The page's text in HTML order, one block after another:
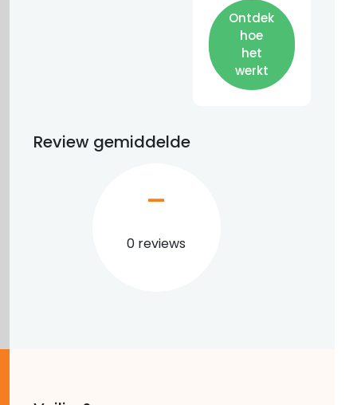
Ontdek
hoe
het
werkt
Review gemiddelde
0 reviews
–